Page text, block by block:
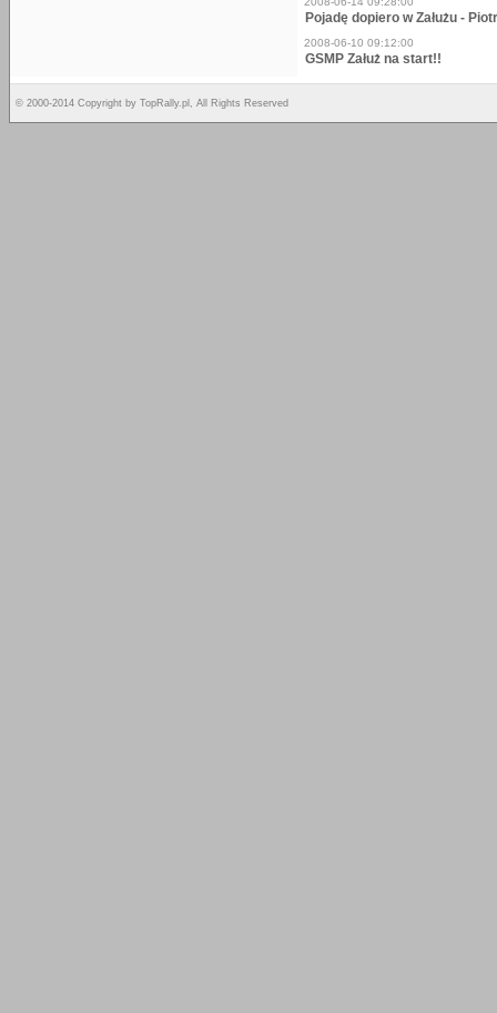
Pojadę dopiero w Załużu -
2008-06-10 09:12:00
GSMP Załuż na start!!
© 2000-2014 Copyright by TopRally.pl, All Rights Reserved